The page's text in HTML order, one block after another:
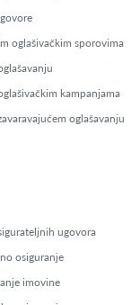
oglašivačkim sporovima
kampanjama
oglašavanju
ugovora
osiguranje
imovine